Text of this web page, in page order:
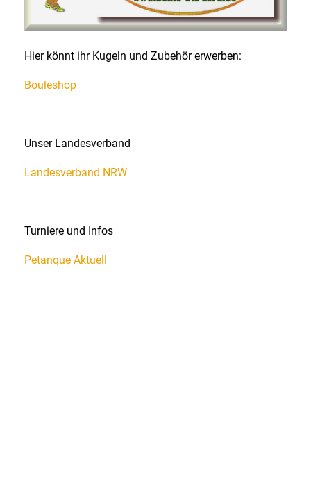
Hier könnt ihr Kugeln und Zubehör erwerben:
Bouleshop
Unser Landesverband
Landesverband NRW
Turniere und Infos
Petanque Aktuell